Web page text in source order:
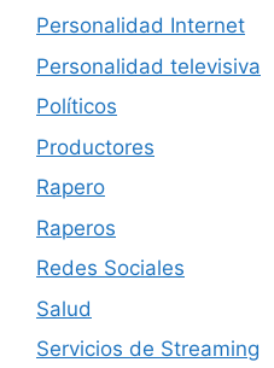
Personalidad Internet
Personalidad televisiva
Políticos
Productores
Rapero
Raperos
Redes Sociales
Salud
Servicios de Streaming